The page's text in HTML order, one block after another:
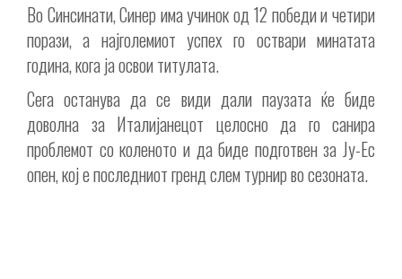
Во Синсинати, Синер има учинок од 12 победи и четири
порази, а најголемиот успех го оствари минатата
година, кога ја освои титулата.
Сега останува да се види дали паузата ќе биде
доволна за Италијанецот целосно да го санира
проблемот со коленото и да биде подготвен за Ју-Ес
опен, кој е последниот гренд слем турнир во сезоната.